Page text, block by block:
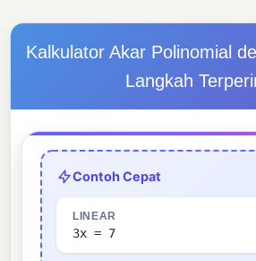
Kalkulator Akar Polinomial
Langkah
Contoh Cepat
LINEAR
3x = 7